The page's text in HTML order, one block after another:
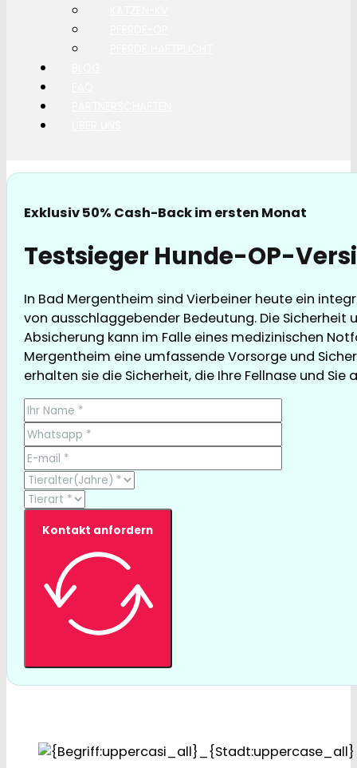
Exklusiv 50% Cash-Back im ersten Monat
Testsieger Hunde-OP-
In Bad Mergentheim sind Vierbeiner heute ein
von ausschlaggebender Bedeutung. Die Sicherheit
Absicherung kann im Falle eines medizinischen
Mergentheim eine umfassende Vorsorge und
erhalten sie die Sicherheit, die Ihre Fellnase und Sie
Kontakt anfordern